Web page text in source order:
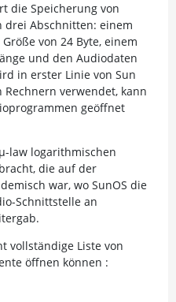
die Speicherung von
drei Abschnitten: einem
von 24 Byte, einem
und den Audiodaten
in erster Linie von Sun
verwendet, kann
geöffnet
law logarithmischen
die auf der
war, wo SunOS die
Schnittstelle an
vollständige Liste von
öffnen können :